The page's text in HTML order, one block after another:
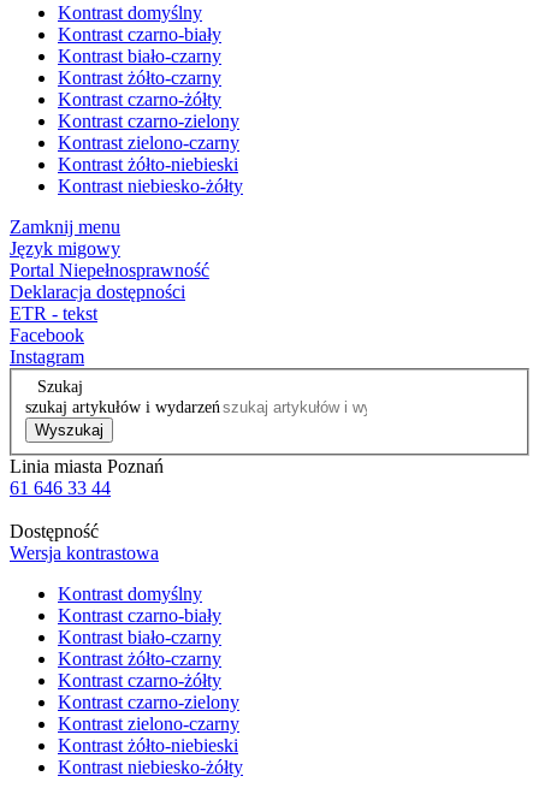
Kontrast domyślny
Kontrast czarno-biały
Kontrast biało-czarny
Kontrast żółto-czarny
Kontrast czarno-żółty
Kontrast czarno-zielony
Kontrast zielono-czarny
Kontrast żółto-niebieski
Kontrast niebiesko-żółty
Zamknij menu
Język migowy
Portal Niepełnosprawność
Deklaracja dostępności
ETR - tekst
Facebook
Instagram
Szukaj
szukaj artykułów i wydarzeń
Wyszukaj
Linia miasta Poznań
61 646 33 44
Dostępność
Wersja kontrastowa
Kontrast domyślny
Kontrast czarno-biały
Kontrast biało-czarny
Kontrast żółto-czarny
Kontrast czarno-żółty
Kontrast czarno-zielony
Kontrast zielono-czarny
Kontrast żółto-niebieski
Kontrast niebiesko-żółty